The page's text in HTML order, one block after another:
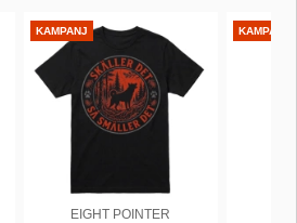
KAMPANJ
EIGHT POINTER
KAMPANJ